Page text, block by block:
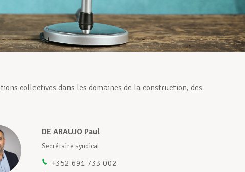
collectives dans les domaines de la construction, des
DE ARAUJO Paul
Secrétaire syndical
+352 691 733 002